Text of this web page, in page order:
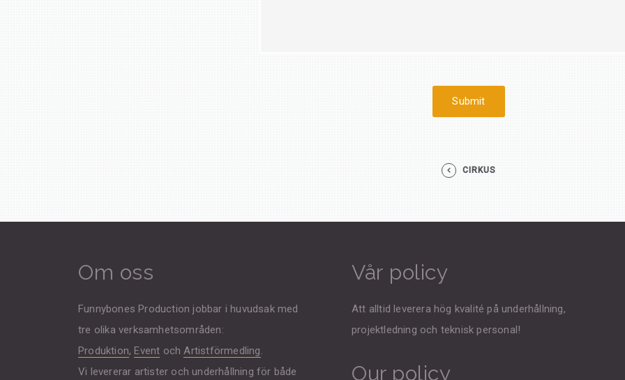
CIRKUS
Om oss
Funnybones Production jobbar i huvudsak med
tre olika verksamhetsområden:
Produktion, Event och Artistförmedling
Vi levererar artister och underhållning för både
Vår policy
Att alltid leverera hög kvalité på underhållning,
projektledning och teknisk personal!
Our policy